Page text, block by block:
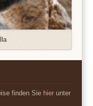
finden Sie hier unter